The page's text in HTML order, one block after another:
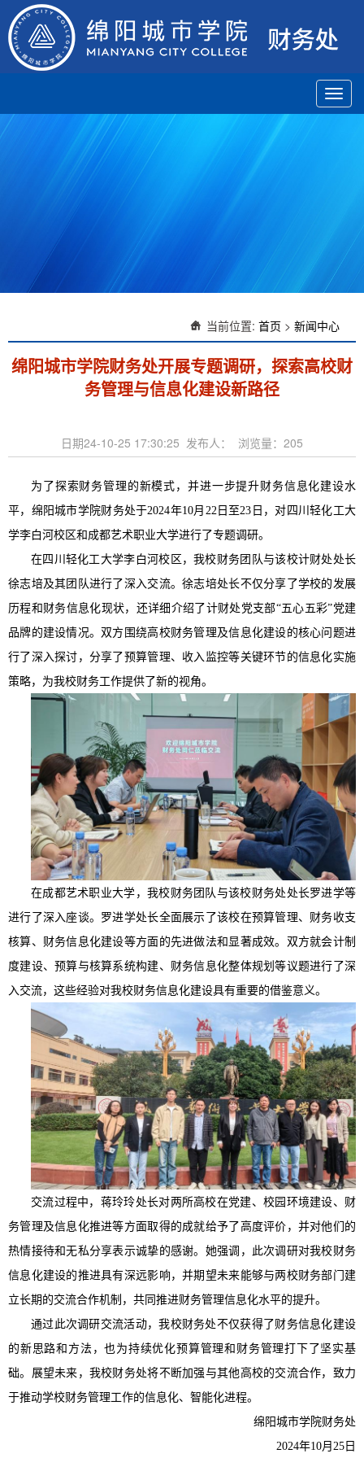
当前位置: 首页 > 新闻中心
绵阳城市学院财务处开展专题调研，探索高校财
务管理与信息化建设新路径
日期24-10-25 17:30:25 发布人： 浏览量： 205
为了探索财务管理的新模式，并进一步提升财务信息化建设水
平，绵阳城市学院财务处于2024年10月22日至23日，对四川轻化工大
学李白河校区和成都艺术职业大学进行了专题调研。
在四川轻化工大学李白河校区，我校财务团队与该校计财处处长
徐志培及其团队进行了深入交流。徐志培处长不仅分享了学校的发展
历程和财务信息化现状，还详细介绍了计财处党支部“五心五彩”党建
品牌的建设情况。双方围绕高校财务管理及信息化建设的核心问题进
行了深入探讨，分享了预算管理、收入监控等关键环节的信息化实施
策略，为我校财务工作提供了新的视角。
在成都艺术职业大学，我校财务团队与该校财务处处长罗进学等
进行了深入座谈。罗进学处长全面展示了该校在预算管理、财务收支
核算、财务信息化建设等方面的先进做法和显著成效。双方就会计制
度建设、预算与核算系统构建、财务信息化整体规划等议题进行了深
入交流，这些经验对我校财务信息化建设具有重要的借鉴意义。
交流过程中，蒋玲玲处长对两所高校在党建、校园环境建设、财
务管理及信息化推进等方面取得的成就给予了高度评价，并对他们的
热情接待和无私分享表示诚挚的感谢。她强调，此次调研对我校财务
信息化建设的推进具有深远影响，并期望未来能够与两校财务部门建
立长期的交流合作机制，共同推进财务管理信息化水平的提升。
通过此次调研交流活动，我校财务处不仅获得了财务信息化建设
的新思路和方法，也为持续优化预算管理和财务管理打下了坚实基
础。展望未来，我校财务处将不断加强与其他高校的交流合作，致力
于推动学校财务管理工作的信息化、智能化进程。
绵阳城市学院财务处
2024年10月25日